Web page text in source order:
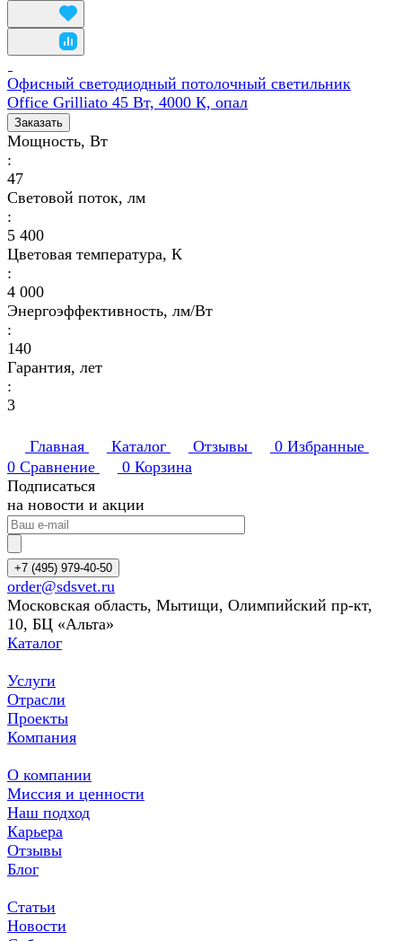
Офисный светодиодный потолочный светильник
Office Grilliato 45 Вт, 4000 К, опал
Заказать
Мощность, Вт
:
47
Световой поток, лм
:
5 400
Цветовая температура, К
:
4 000
Энергоэффективность, лм/Вт
:
140
Гарантия, лет
:
3
Главная Каталог Отзывы 0 Избранные
0 Сравнение 0 Корзина
Подписаться
на новости и акции
+7 (495) 979-40-50
order@sdsvet.ru
Московская область, Мытищи, Олимпийский пр-кт,
10, БЦ «Альта»
Каталог
Услуги
Отрасли
Проекты
Компания
О компании
Миссия и ценности
Наш подход
Карьера
Отзывы
Блог
Статьи
Новости